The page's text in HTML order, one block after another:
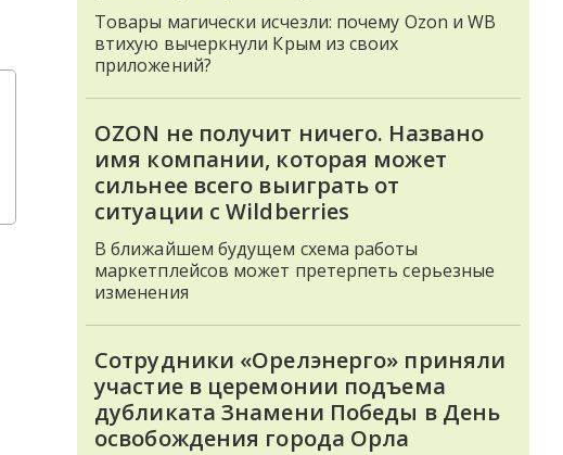
Товары магически исчезли: почему Ozon и WB
втихую вычеркнули Крым из своих
приложений?
OZON не получит ничего. Названо
имя компании, которая может
сильнее всего выиграть от
ситуации с Wildberries
В ближайшем будущем схема работы
маркетплейсов может претерпеть серьезные
изменения
Сотрудники «Орелэнерго» приняли
участие в церемонии подъема
дубликата Знамени Победы в День
освобождения города Орла